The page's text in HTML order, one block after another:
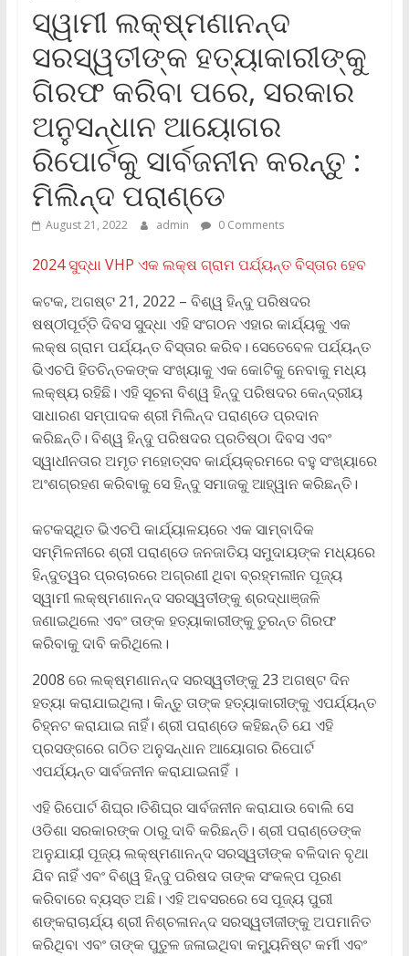
ସ୍ୱାମୀ ଲକ୍ଷ୍ମଣାନନ୍ଦ
ସରସ୍ୱତୀଙ୍କ ହତ୍ୟାକାରୀଙ୍କୁ
ଗିରଫ କରିବା ପରେ, ସରକାର
ଅନୁସନ୍ଧାନ ଆୟୋଗର
ରିପୋର୍ଟକୁ ସାର୍ବଜନୀନ କରନ୍ତୁ :
ମିଲିନ୍ଦ ପରାଣ୍ଡେ
August 21, 2022 admin 0 Comments
2024 ସୁଦ୍ଧା VHP ଏକ ଲକ୍ଷ ଗ୍ରାମ ପର୍ଯ୍ୟନ୍ତ ବିସ୍ତାର ହେବ
କଟକ, ଅଗଷ୍ଟ 21, 2022 – ବିଶ୍ୱ ହିନ୍ଦୁ ପରିଷଦର
ଷଷ୍ଠୀପୂର୍ତ୍ତି ଦିବସ ସୁଦ୍ଧା ଏହି ସଂଗଠନ ଏହାର କାର୍ଯ୍ୟକୁ ଏକ
ଲକ୍ଷ ଗ୍ରାମ ପର୍ଯ୍ୟନ୍ତ ବିସ୍ତାର କରିବ। ସେତେବେଳ ପର୍ଯ୍ୟନ୍ତ
ଭିଏଚପି ହିତଚିନ୍ତକଙ୍କ ସଂଖ୍ୟାକୁ ଏକ କୋଟିକୁ ନେବାକୁ ମଧ୍ୟ
ଲକ୍ଷ୍ୟ ରହିଛି। ଏହି ସୂଚନା ବିଶ୍ୱ ହିନ୍ଦୁ ପରିଷଦର କେନ୍ଦ୍ରୀୟ
ସାଧାରଣ ସମ୍ପାଦକ ଶ୍ରୀ ମିଲିନ୍ଦ ପରାଣ୍ଡେ ପ୍ରଦାନ
କରିଛନ୍ତି। ବିଶ୍ୱ ହିନ୍ଦୁ ପରିଷଦର ପ୍ରତିଷ୍ଠା ଦିବସ ଏବଂ
ସ୍ୱାଧୀନତାର ଅମୃତ ମହୋତ୍ସବ କାର୍ଯ୍ୟକ୍ରମରେ ବହୁ ସଂଖ୍ୟାରେ
ଅଂଶଗ୍ରହଣ କରିବାକୁ ସେ ହିନ୍ଦୁ ସମାଜକୁ ଆହ୍ୱାନ କରିଛନ୍ତି।
କଟକସ୍ଥିତ ଭିଏଚପି କାର୍ଯ୍ୟାଳୟରେ ଏକ ସାମ୍ବାଦିକ
ସମ୍ମିଳନୀରେ ଶ୍ରୀ ପରାଣ୍ଡେ ଜନଜାତିୟ ସମୁଦାୟଙ୍କ ମଧ୍ୟରେ
ହିନ୍ଦୁତ୍ୱର ପ୍ରଚାରରେ ଅଗ୍ରଣୀ ଥିବା ବ୍ରହ୍ମଲୀନ ପୂଜ୍ୟ
ସ୍ୱାମୀ ଲକ୍ଷ୍ମଣାନନ୍ଦ ସରସ୍ୱତୀଙ୍କୁ ଶ୍ରଦ୍ଧାଞ୍ଜଳି
ଜଣାଇଥିଲେ ଏବଂ ତାଙ୍କ ହତ୍ୟାକାରୀଙ୍କୁ ତୁରନ୍ତ ଗିରଫ
କରିବାକୁ ଦାବି କରିଥିଲେ।
2008 ରେ ଲକ୍ଷ୍ମଣାନନ୍ଦ ସରସ୍ୱତୀଙ୍କୁ 23 ଅଗଷ୍ଟ ଦିନ
ହତ୍ୟା କରାଯାଇଥିଲା। କିନ୍ତୁ ତାଙ୍କ ହତ୍ୟାକାରୀଙ୍କୁ ଏପର୍ଯ୍ୟନ୍ତ
ଚିହ୍ନଟ କରାଯାଇ ନାହିଁ। ଶ୍ରୀ ପରାଣ୍ଡେ କହିଛନ୍ତି ଯେ ଏହି
ପ୍ରସଙ୍ଗରେ ଗଠିତ ଅନୁସନ୍ଧାନ ଆୟୋଗର ରିପୋର୍ଟ
ଏପର୍ଯ୍ୟନ୍ତ ସାର୍ବଜନୀନ କରାଯାଇନାହିଁ ।
ଏହି ରିପୋର୍ଟ ଶିଘ୍ର।ତିଶିଘ୍ର ସାର୍ବଜନୀନ କରାଯାଉ ବୋଲି ସେ
ଓଡିଶା ସରକାରଙ୍କ ଠାରୁ ଦାବି କରିଛନ୍ତି। ଶ୍ରୀ ପରାଣ୍ଡେଙ୍କ
ଅନୁଯାୟୀ ପୂଜ୍ୟ ଲକ୍ଷ୍ମଣାନନ୍ଦ ସରସ୍ୱତୀଙ୍କ ବଳିଦାନ ବୃଥା
ଯିବ ନାହିଁ ଏବଂ ବିଶ୍ୱ ହିନ୍ଦୁ ପରିଷଦ ତାଙ୍କ ସଂକଳ୍ପ ପୂରଣ
କରିବାରେ ବ୍ୟସ୍ତ ଅଛି। ଏହି ଅବସରରେ ସେ ପୂଜ୍ୟ ପୁରୀ
ଶଙ୍କରାଚାର୍ଯ୍ୟ ଶ୍ରୀ ନିଶ୍ଚଳାନନ୍ଦ ସରସ୍ୱତୀଜୀଙ୍କୁ ଅପମାନିତ
କରିଥିବା ଏବଂ ତାଙ୍କ ପୁତୁଳ ଜଳାଇଥିବା କମ୍ୟୁନିଷ୍ଟ କର୍ମୀ ଏବଂ